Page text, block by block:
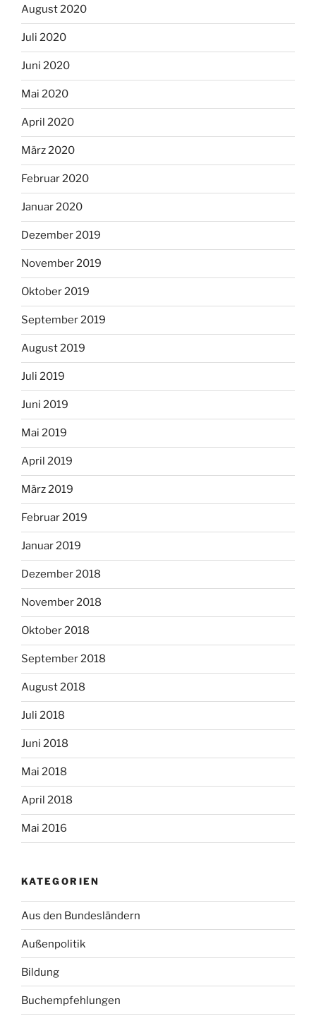
August 2020
Juli 2020
Juni 2020
Mai 2020
April 2020
März 2020
Februar 2020
Januar 2020
Dezember 2019
November 2019
Oktober 2019
September 2019
August 2019
Juli 2019
Juni 2019
Mai 2019
April 2019
März 2019
Februar 2019
Januar 2019
Dezember 2018
November 2018
Oktober 2018
September 2018
August 2018
Juli 2018
Juni 2018
Mai 2018
April 2018
Mai 2016
KATEGORIEN
Aus den Bundesländern
Außenpolitik
Bildung
Buchempfehlungen